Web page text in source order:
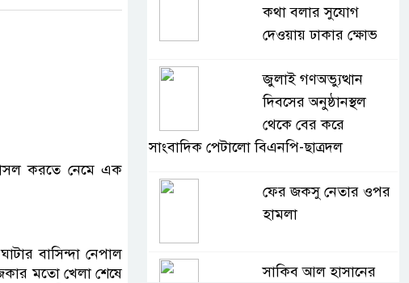
করতে নেমে এক
বাসিন্দা নেপাল
মতো খেলা শেষে
কথা বলার সুযোগ
দেওয়ায় ঢাকার ক্ষোভ
জুলাই গণঅভ্যুত্থান
দিবসের অনুষ্ঠানস্থল
থেকে বের করে
সাংবাদিক পেটালো বিএনপি-ছাত্রদল
ফের জকসু নেতার ওপর
হামলা
সাকিব আল হাসানের